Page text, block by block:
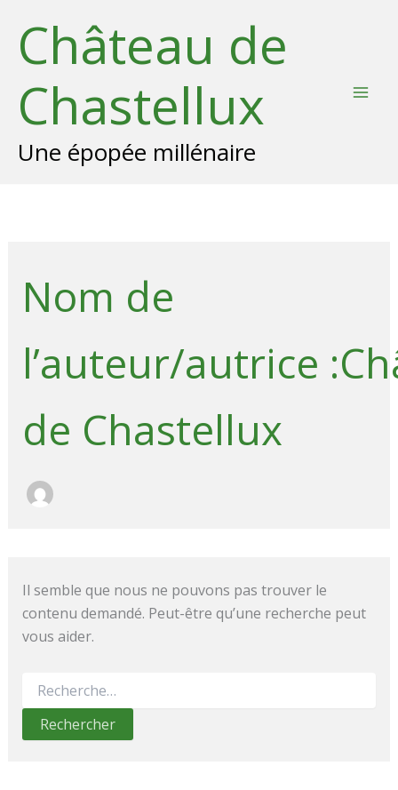
contenu
Château de
Chastellux
Une épopée millénaire
Nom de
l’auteur/autrice
de Chastellux
Il semble que nous ne pouvons pas trouver le
contenu demandé. Peut-être qu’une recherche peut
vous aider.